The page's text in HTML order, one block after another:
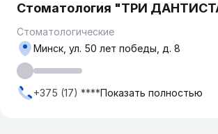
Стоматология "ТРИ
Стоматологические
Минск, ул. 50 лет победы, д. 8
+375 (17) ****Показать полностью